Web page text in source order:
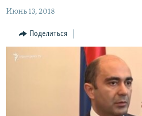
Перейти
поиску
РЕГИОН
НАГОРНЫЙ КАРАБАХ
КУЛЬТУРА
Июнь 13, 2018
Поделиться